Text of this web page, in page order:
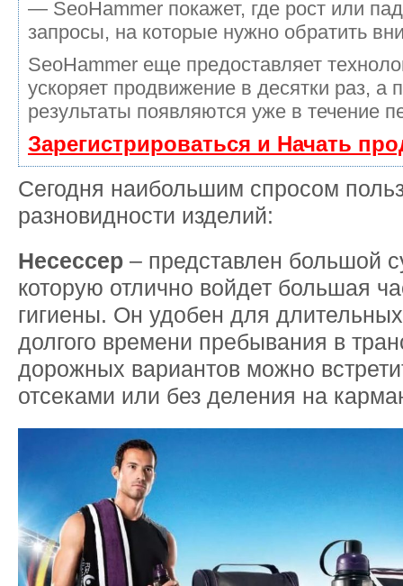
— SeoHammer покажет, где рост или
запросы, на которые нужно обратить
SeoHammer еще предоставляет
ускоряет продвижение в десятки раз, а
результаты появляются уже в течение
Зарегистрироваться и Начать
Сегодня наибольшим спросом
разновидности изделий:
Несессер – представлен большой
которую отлично войдет большая
гигиены. Он удобен для
долгого времени пребывания в
дорожных вариантов можно
отсеками или без деления на